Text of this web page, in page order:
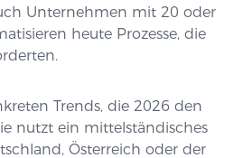
Unternehmen mit 20 oder
heute Prozesse, die
Trends, die 2026 den
nutzt ein mittelständisches
Österreich oder der